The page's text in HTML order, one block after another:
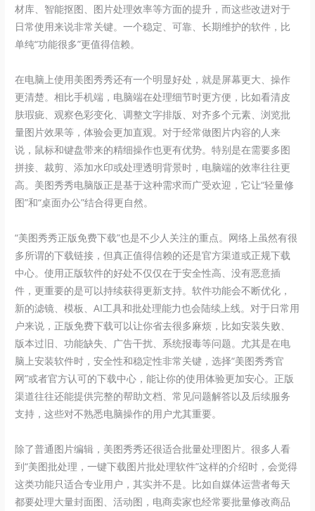
材库、智能抠图、图片处理效率等方面的提升，而这些改进对于
日常使用来说非常关键。一个稳定、可靠、长期维护的软件，比
单纯“功能很多”更值得信赖。
在电脑上使用美图秀秀还有一个明显好处，就是屏幕更大、操作
更清楚。相比手机端，电脑端在处理细节时更方便，比如看清皮
肤瑕疵、观察色彩变化、调整文字排版、对齐多个元素、浏览批
量图片效果等，体验会更加直观。对于经常做图片内容的人来
说，鼠标和键盘带来的精细操作也更有优势。特别是在需要多图
拼接、裁剪、添加水印或处理透明背景时，电脑端的效率往往更
高。美图秀秀电脑版正是基于这种需求而广受欢迎，它让“轻量修
图”和“桌面办公”结合得更自然。
“美图秀秀正版免费下载”也是不少人关注的重点。网络上虽然有很
多所谓的下载链接，但真正值得信赖的还是官方渠道或正规下载
中心。使用正版软件的好处不仅仅在于安全性高、没有恶意插
件，更重要的是可以持续获得更新支持。软件功能会不断优化，
新的滤镜、模板、AI工具和批处理能力也会陆续上线。对于日常用
户来说，正版免费下载可以让你省去很多麻烦，比如安装失败、
版本过旧、功能缺失、广告干扰、系统报毒等问题。尤其是在电
脑上安装软件时，安全性和稳定性非常关键，选择“美图秀秀官
网”或者官方认可的下载中心，能让你的使用体验更加安心。正版
渠道往往还能提供完整的帮助文档、常见问题解答以及后续服务
支持，这些对不熟悉电脑操作的用户尤其重要。
除了普通图片编辑，美图秀秀还很适合批量处理图片。很多人看
到“美图批处理，一键下载图片批处理软件”这样的介绍时，会觉得
这类功能只适合专业用户，其实并不是。比如自媒体运营者每天
都要处理大量封面图、活动图，电商卖家也经常要批量修改商品